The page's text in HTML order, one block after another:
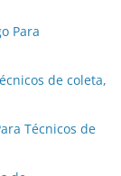
Para
de coleta,
Técnicos de